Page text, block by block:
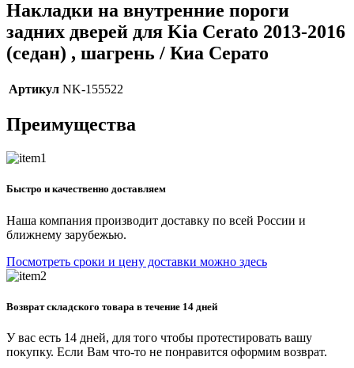
Накладки на внутренние пороги
задних дверей для Kia Cerato 2013-2016
(седан) , шагрень / Киа Серато
Артикул NK-155522
Преимущества
Быстро и качественно доставляем
Наша компания производит доставку по всей России и
ближнему зарубежью.
Посмотреть сроки и цену доставки можно здесь
Возврат складского товара в течение 14 дней
У вас есть 14 дней, для того чтобы протестировать вашу
покупку. Если Вам что-то не понравится оформим возврат.